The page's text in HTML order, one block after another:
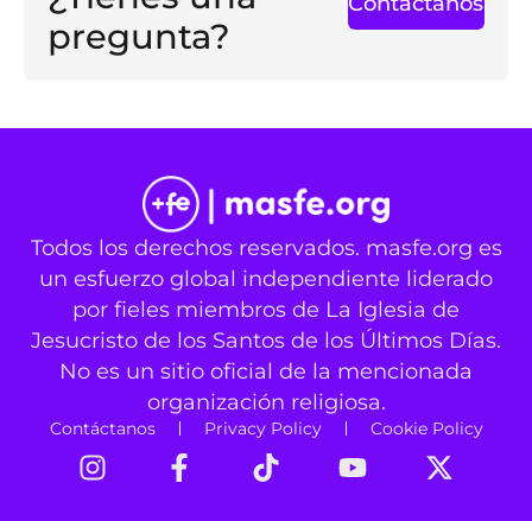
pregunta?
Todos los derechos reservados. masfe.org es
un esfuerzo global independiente liderado
por fieles miembros de La Iglesia de
Jesucristo de los Santos de los Últimos Días.
No es un sitio oficial de la mencionada
organización religiosa.
Contáctanos Privacy Policy Cookie Policy